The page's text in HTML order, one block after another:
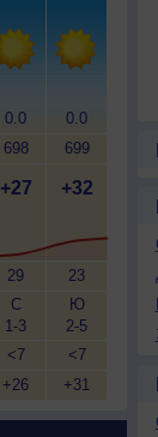
0.0
698
+27
29
С
1-3
<7
+26
0.0
699
+32
23
Ю
2-5
<7
+31